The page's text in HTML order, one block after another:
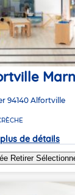
94140 Alfortville
de détails
Retirer